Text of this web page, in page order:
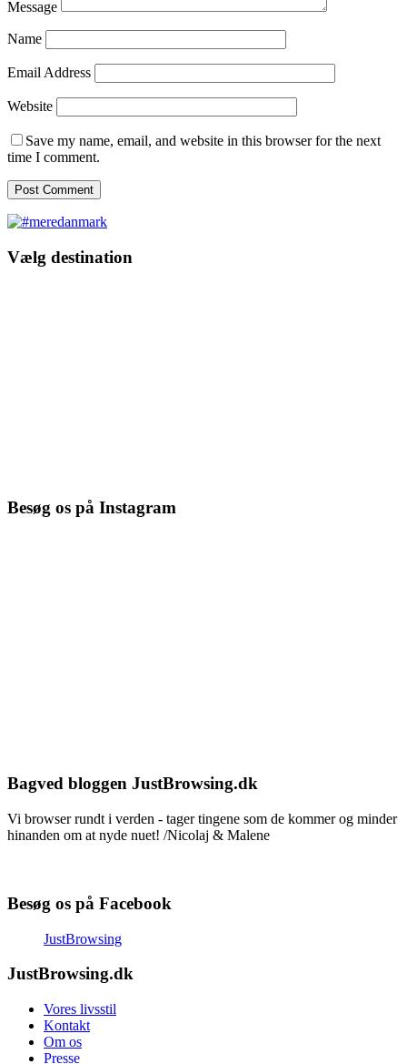
Message
Name
Email Address
Website
Save my name, email, and website in this browser for the next
time I comment.
Vælg destination
Besøg os på Instagram
Bagved bloggen JustBrowsing.dk
Vi browser rundt i verden - tager tingene som de kommer og minder
hinanden om at nyde nuet! /Nicolaj & Malene
Besøg os på Facebook
JustBrowsing
JustBrowsing.dk
Vores livsstil
Kontakt
Om os
Presse